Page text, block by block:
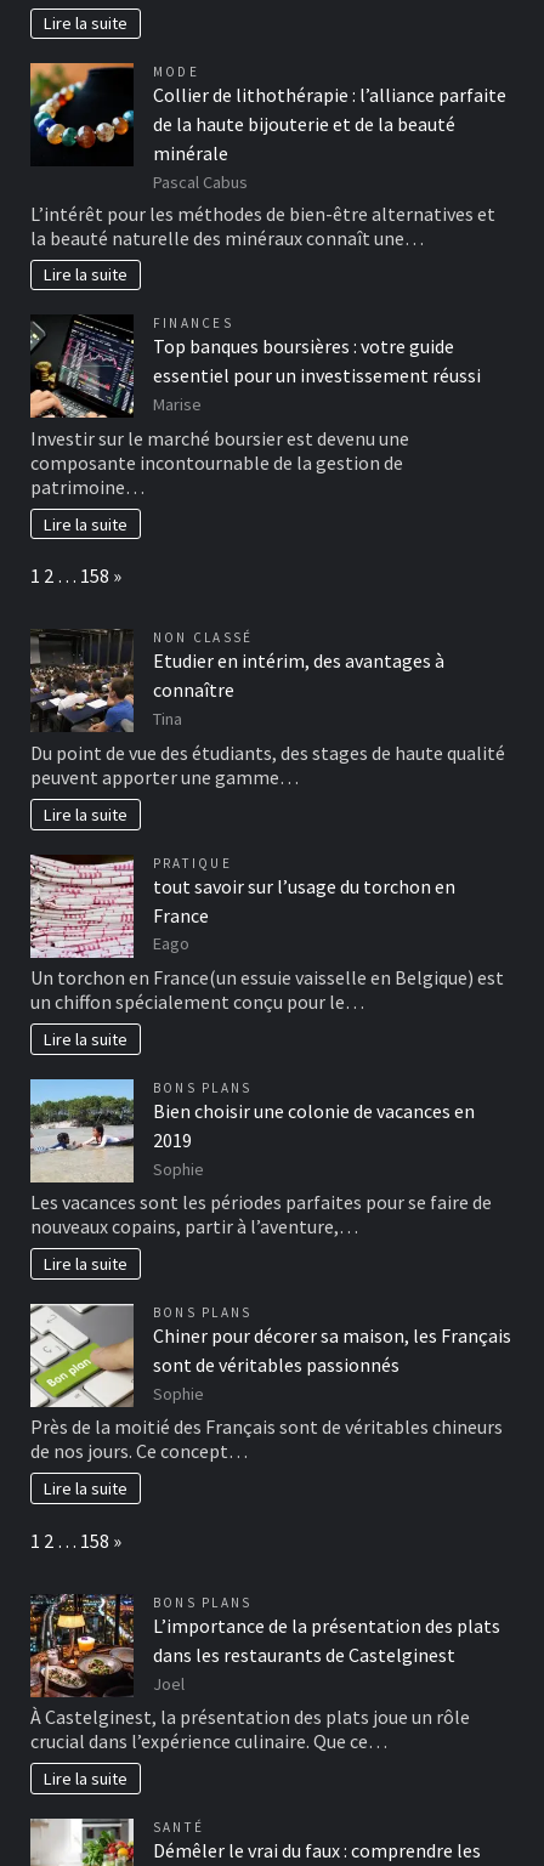
Lire la suite
MODE
Collier de lithothérapie : l’alliance parfaite
de la haute bijouterie et de la beauté
minérale
Pascal Cabus
L’intérêt pour les méthodes de bien-être alternatives et
la beauté naturelle des minéraux connaît une…
Lire la suite
FINANCES
Top banques boursières : votre guide
essentiel pour un investissement réussi
Marise
Investir sur le marché boursier est devenu une
composante incontournable de la gestion de
patrimoine…
Lire la suite
Page:
1 2 … 158 Next
»
NON CLASSÉ
Etudier en intérim, des avantages à
connaître
Tina
Du point de vue des étudiants, des stages de haute qualité
peuvent apporter une gamme…
Lire la suite
PRATIQUE
tout savoir sur l’usage du torchon en
France
Eago
Un torchon en France(un essuie vaisselle en Belgique) est
un chiffon spécialement conçu pour le…
Lire la suite
BONS PLANS
Bien choisir une colonie de vacances en
2019
Sophie
Les vacances sont les périodes parfaites pour se faire de
nouveaux copains, partir à l’aventure,…
Lire la suite
BONS PLANS
Chiner pour décorer sa maison, les Français
sont de véritables passionnés
Sophie
Près de la moitié des Français sont de véritables chineurs
de nos jours. Ce concept…
Lire la suite
Page:
1 2 … 158 Next
»
BONS PLANS
L’importance de la présentation des plats
dans les restaurants de Castelginest
Joel
À Castelginest, la présentation des plats joue un rôle
crucial dans l’expérience culinaire. Que ce…
Lire la suite
SANTÉ
Démêler le vrai du faux : comprendre les